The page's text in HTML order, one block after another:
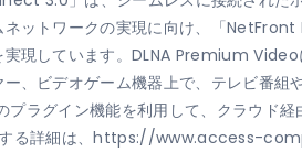
ネットワークの実現に向け、「
実現しています。DLNA Premium
、ビデオゲーム機器上で、テレビ番
ラグイン機能を利用して、クラウド
る詳細は、https://www.access-